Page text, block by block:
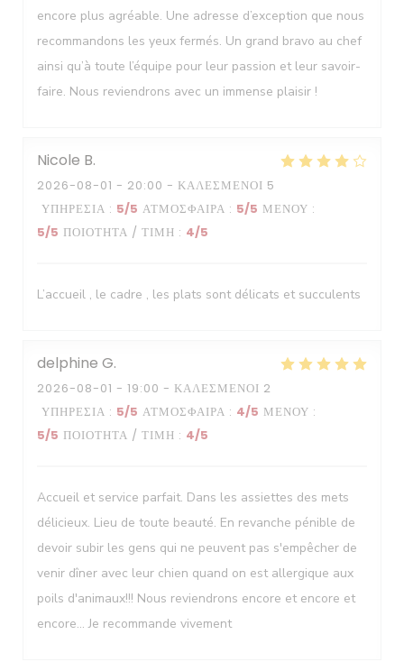
encore plus agréable. Une adresse d’exception que nous
recommandons les yeux fermés. Un grand bravo au chef
ainsi qu’à toute l’équipe pour leur passion et leur savoir-
faire. Nous reviendrons avec un immense plaisir !
Nicole B
2026-08-01 - 20:00 - ΚΑΛΕΣΜΈΝΟΙ 5
ΥΠΗΡΕΣΊΑ : 5/5 ΑΤΜΌΣΦΑΙΡΑ : 5/5 ΜΕΝΟΎ :
5/5 ΠΟΙΌΤΗΤΑ / ΤΙΜΉ : 4/5
L’accueil , le cadre , les plats sont délicats et succulents
delphine G
2026-08-01 - 19:00 - ΚΑΛΕΣΜΈΝΟΙ 2
ΥΠΗΡΕΣΊΑ : 5/5 ΑΤΜΌΣΦΑΙΡΑ : 4/5 ΜΕΝΟΎ :
5/5 ΠΟΙΌΤΗΤΑ / ΤΙΜΉ : 4/5
Accueil et service parfait. Dans les assiettes des mets
délicieux. Lieu de toute beauté. En revanche pénible de
devoir subir les gens qui ne peuvent pas s'empêcher de
venir dîner avec leur chien quand on est allergique aux
poils d'animaux!!! Nous reviendrons encore et encore et
encore... Je recommande vivement
Le Neptune